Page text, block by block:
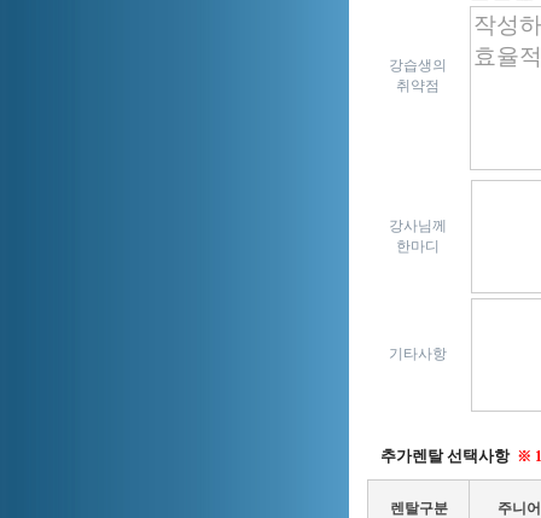
강습생의
취약점
강사님께
한마디
기타사항
추가렌탈 선택사항 ※ 1
렌탈구분 주니